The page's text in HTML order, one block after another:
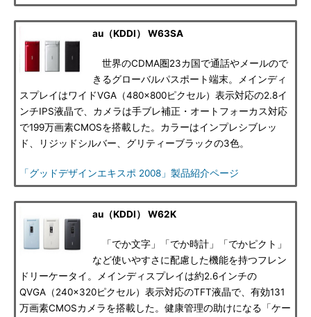
au（KDDI） W63SA
世界のCDMA圏23カ国で通話やメールので
きるグローバルパスポート端末。メインディ
スプレイはワイドVGA（480×800ピクセル）表示対応の2.8イ
ンチIPS液晶で、カメラは手ブレ補正・オートフォーカス対応
で199万画素CMOSを搭載した。カラーはインプレシブレッ
ド、リジッドシルバー、グリティーブラックの3色。
「グッドデザインエキスポ 2008」製品紹介ページ
au（KDDI） W62K
「でか文字」「でか時計」「でかピクト」
など使いやすさに配慮した機能を持つフレン
ドリーケータイ。メインディスプレイは約2.6インチの
QVGA（240×320ピクセル）表示対応のTFT液晶で、有効131
万画素CMOSカメラを搭載した。健康管理の助けになる「ケー